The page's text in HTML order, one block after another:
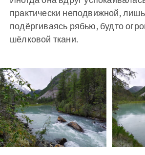
практически неподвижной,
подёргиваясь рябью, будто
шёлковой ткани.